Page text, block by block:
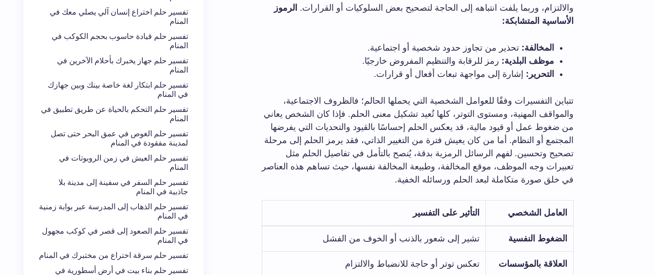
والالتزام، وربما يلفت انتباهه إلى الحاجة لتصحيح بعض السلوكيات أو القرارات. الرموز
الأساسية المتشابكة:
المخالفة: تحذير من تجاوز حدود شخصية أو اجتماعية.
موظف البلدية: رمز للرقابة والتنظيم المفروض خارجيًا.
التحرير: إشارة إلى مواجهة تبعات أفعال أو قرارات.
تتباين التفسيرات وفقًا للعوامل الشخصية التي يحملها الحالم؛ فالظروف الاجتماعية،
والمواقف المهنية، ومستوى التوتر، كلها تُعيد تشكيل معنى الحلم. فإذا كان الشخص يعاني
من ضغوط عمل أو قيود مالية، قد يعكس الحلم إحساسًا بالقيود والتحديات التي يفرضها
المجتمع أو النظام. أما من كان يعيش فترة من التغيير الذاتي، فقد يرمز الحلم إلى مرحلة
تصحيح وتحسين. لفهم الرسائل الرمزية بدقة، يُنصح بالتأمل في تفاصيل الحلم مثل
تعبيرات وجه الموظف، موقع المخالفة، وطبيعة المخالفة نفسها، حيث تساهم هذه العناصر
في خلق صورة متكاملة لبعد الحلم ورسائله الخفية.
العامل الشخصي التأثير على التفسير
الضغوط النفسية تشير إلى شعور بالذنب أو الخوف من الفشل
العلاقة بالمؤسسات تعكس توتر أو حاجة للانضباط والالتزام
تفسير حلم اختراع إنسان آلي يصلي معك في
المنام
تفسير حلم قيادة حاسوب بحجم الكوكب في
المنام
تفسير حلم جهاز يخبرك بأحلام الآخرين في
المنام
تفسير حلم ابتكار لغة خاصة بينك وبين جهازك
في المنام
تفسير حلم التحكم بالحياة عن طريق تطبيق في
المنام
تفسير حلم الغوص في عمق البحر حتى تصل
لمدينة مفقودة في المنام
تفسير حلم العيش في زمن الروبوتات في
المنام
تفسير حلم السفر في سفينة إلى مدينة بلا
جاذبية في المنام
تفسير حلم الذهاب إلى المدرسة عبر بوابة زمنية
في المنام
تفسير حلم الصعود إلى قصر في كوكب مجهول
في المنام
تفسير حلم سرقة اختراع من مختبرك في المنام
تفسير حلم بناء بيت في أرض أسطورية في